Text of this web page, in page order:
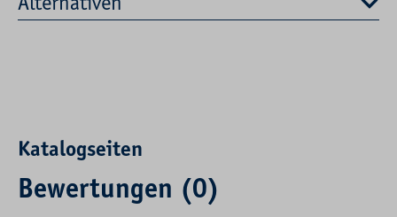
Katalogseiten
Bewertungen (0)